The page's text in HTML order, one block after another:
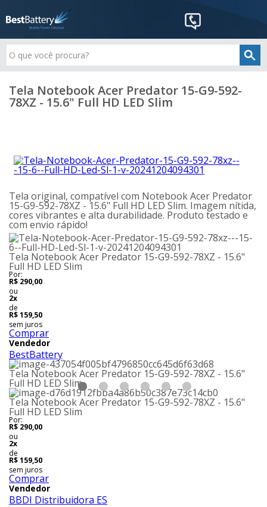
Tela Notebook Acer Predator 15-G9-592-
78XZ - 15.6" Full HD LED Slim
Tela original, compatível com Notebook Acer Predator
15-G9-592-78XZ - 15.6" Full HD LED Slim. Imagem nítida,
cores vibrantes e alta durabilidade. Produto testado e
com envio rápido!
Tela Notebook Acer Predator 15-G9-592-78XZ - 15.6"
Full HD LED Slim
Por:
R$ 290,00
ou
2x
de
R$ 159,50
sem juros
Comprar
Vendedor
BestBattery
Tela Notebook Acer Predator 15-G9-592-78XZ - 15.6"
Full HD LED Slim
Tela Notebook Acer Predator 15-G9-592-78XZ - 15.6"
Full HD LED Slim
Por:
R$ 290,00
ou
2x
de
R$ 159,50
sem juros
Comprar
Vendedor
BBDI Distribuidora ES